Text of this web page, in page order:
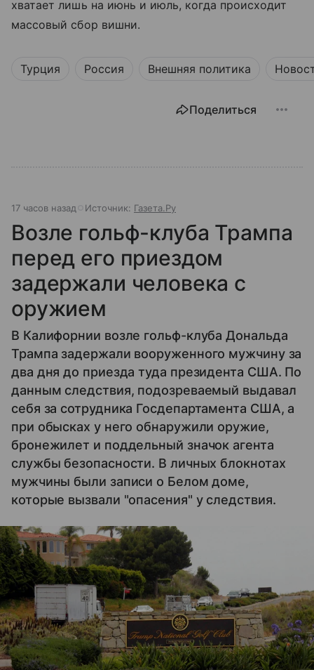
хватает лишь на июнь и июль, когда происходит
массовый сбор вишни.
Турция Россия Внешняя политика
Поделиться
17 часов назад Источник: Газета.Ру
Возле гольф-клуба Трампа
перед его приездом
задержали человека с
оружием
В Калифорнии возле гольф-клуба Дональда
Трампа задержали вооруженного мужчину за
два дня до приезда туда президента США. По
данным следствия, подозреваемый выдавал
себя за сотрудника Госдепартамента США, а
при обысках у него обнаружили оружие,
бронежилет и поддельный значок агента
службы безопасности. В личных блокнотах
мужчины были записи о Белом доме,
которые вызвали "опасения" у следствия.